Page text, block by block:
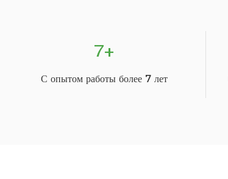
7+
С опытом работы более 7 лет